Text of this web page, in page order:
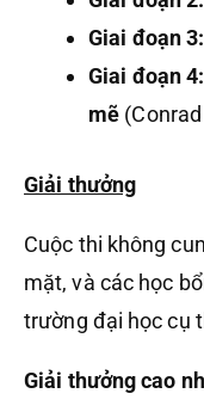
Giai đoạn
Giai đoạn
mẽ
Giải thưởng
Cuộc thi không
mặt, và các học
trường đại học cụ
Giải thưởng cao